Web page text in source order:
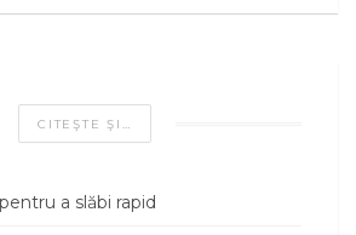
CITEŞTE ŞI…
a slăbi rapid